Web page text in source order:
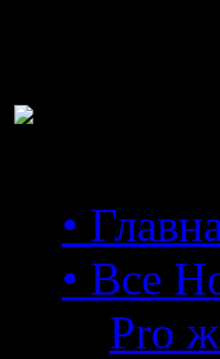
•
• Все
Pro